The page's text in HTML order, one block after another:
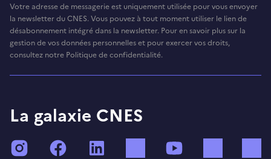
Votre adresse de messagerie est uniquement utilisée pour vous envoyer
la newsletter du CNES. Vous pouvez à tout moment utiliser le lien de
désabonnement intégré dans la newsletter. Pour en savoir plus sur la
gestion de vos données personnelles et pour exercer vos droits,
consultez notre Politique de confidentialité.
La galaxie CNES
InstagramFacebook TikTok